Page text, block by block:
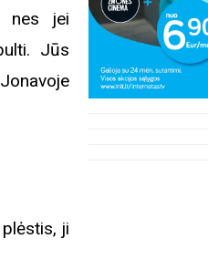
nes jei
Jūs
ji